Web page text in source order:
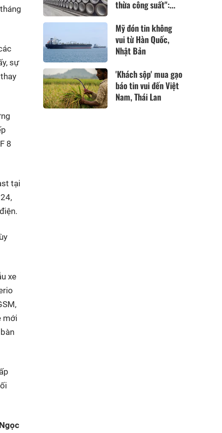
sự
8
tại
xe
mới
thừa công suất":...
Mỹ đón tin không
vui từ Hàn Quốc,
Nhật Bản
'Khách sộp' mua gạo
báo tin vui đến Việt
Nam, Thái Lan